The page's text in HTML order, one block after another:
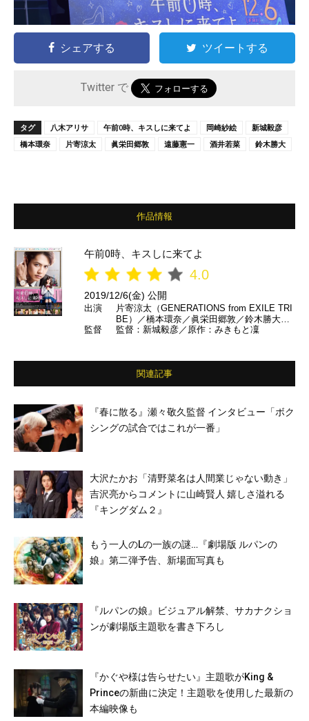
シェアする ツイートする
Twitter で
タグ 八木アリサ 午前0時、キスしに来てよ 岡崎紗絵
新城毅彦
橋本環奈
片寄涼太 眞栄田郷敦 遠藤憲一 酒井若菜 鈴木勝大
作品情報
午前0時、キスしに来てよ
4.0
2019/12/6(金) 公開
出演
片寄涼太（GENERATIONS from EXILE TRI
BE）／橋本環奈／眞栄田郷敦／鈴木勝大／
野田理人／宇佐卓真／内藤秀一郎／遠藤憲一
監督 監督：新城毅彦／原作：みきもと凜
関連記事
『春に散る』瀬々敬久監督 インタビュー「ボク
シングの試合ではこれが一番」
大沢たかお「清野菜名は人間業じゃない動き」
吉沢亮からコメントに山崎賢人 嬉しさ溢れる
『キングダム２』
もう一人のLの一族の謎…『劇場版 ルパンの
娘』第二弾予告、新場面写真も
『ルパンの娘』ビジュアル解禁、サカナクショ
ンが劇場版主題歌を書き下ろし
『かぐや様は告らせたい』主題歌がKing &
Princeの新曲に決定！主題歌を使用した最新の
本編映像も